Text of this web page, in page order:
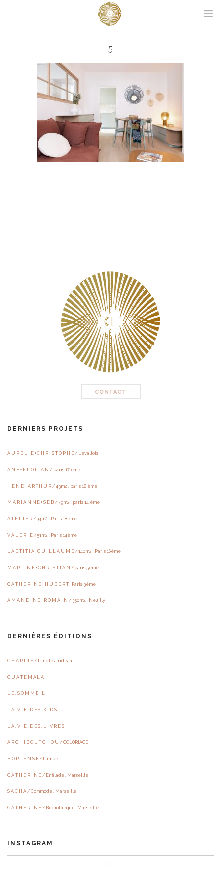
EDITIONS
L’AGENCE
5
CONTACT
DERNIERS PROJETS
A U R E L I E + C H R I S T O P H E / Levallois
A N E + F L O R I A N / paris 17 ème
H E N D + A R T H U R / 43m2 . paris 18 ème
M A R I A N N E + S E B / 79m2 . paris 14 ème
A T E L I E R / 94m2 . Paris 18ème
V A L E R I E / 51m2 . Paris 14ème
L A E T I T I A + G U I L L A U M E / 140m2 . Paris 16ème
M A R T I N E + C H R I S T I A N / paris 5ème
C A T H E R I N E + H U B E R T . Paris 3ème
A M A N D I N E + R O M A I N / 350m2 . Neuilly
DERNIÈRES ÉDITIONS
C H A R L I E / Tringle à rideau
G U A T E M A L A
L E . S O M M E I L
L A . V I E . D E S . K I D S
L A . V I E . D E S . L I V R E S
A R C H I B O U T C H O U / COLORIAGE
H O R T E N S E / Lampe
C A T H E R I N E / Enfilade . Marseille
S A C H A / Commode . Marseille
C A T H E R I N E / Bibliothèque . Marseille
INSTAGRAM